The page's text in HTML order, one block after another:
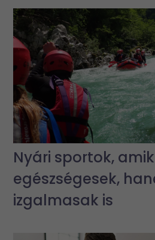
Nyári sportok,
egészségesek,
izgalmasak is